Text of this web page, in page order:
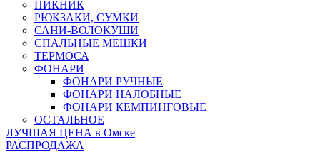
ПИКНИК
РЮКЗАКИ, СУМКИ
САНИ-ВОЛОКУШИ
СПАЛЬНЫЕ МЕШКИ
ТЕРМОСА
ФОНАРИ
ФОНАРИ РУЧНЫЕ
ФОНАРИ НАЛОБНЫЕ
ФОНАРИ КЕМПИНГОВЫЕ
ОСТАЛЬНОЕ
ЛУЧШАЯ ЦЕНА в Омске
РАСПРОДАЖА